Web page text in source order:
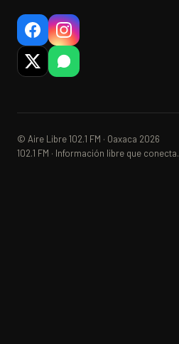
© Aire Libre 102.1 FM · Oaxaca 2026
102.1 FM · Información libre que conecta.